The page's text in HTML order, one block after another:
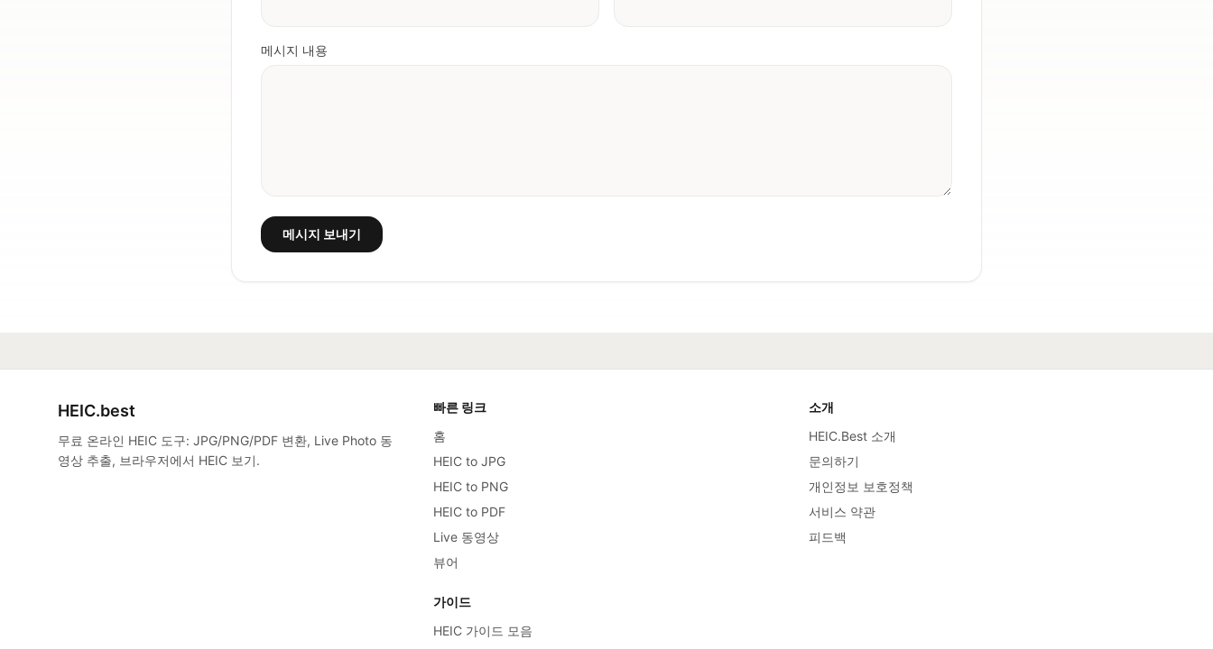
메시지 내용
메시지 보내기
HEIC.best
무료 온라인 HEIC 도구: JPG/PNG/PDF 변환, Live Photo 동
영상 추출, 브라우저에서 HEIC 보기.
빠른 링크
홈
HEIC to JPG
HEIC to PNG
HEIC to PDF
Live 동영상
뷰어
가이드
HEIC 가이드 모음
소개
HEIC.Best 소개
문의하기
개인정보 보호정책
서비스 약관
피드백